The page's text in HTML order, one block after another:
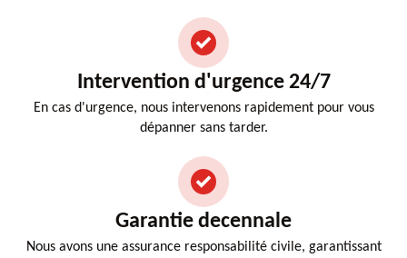
Intervention d'urgence 24/7
En cas d'urgence, nous intervenons rapidement pour vous
dépanner sans tarder.
Garantie decennale
Nous avons une assurance responsabilité civile, garantissant